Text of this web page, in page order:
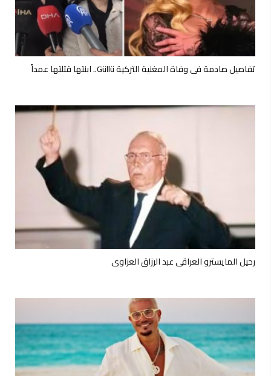
تفاصيل صادمة في وفاة المغنية التركية Güllü.. ابنتها قتلتها عمداً
رحيل المايسترو العراقي عبد الرزاق العزاوي